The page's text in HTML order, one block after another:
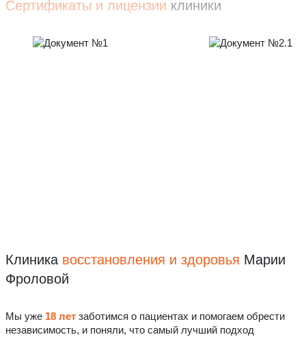
Сертификаты и лицензии клиники
Клиника восстановления и здоровья Марии
Фроловой
Мы уже 18 лет заботимся о пациентах и помогаем обрести
независимость, и поняли, что самый лучший подход